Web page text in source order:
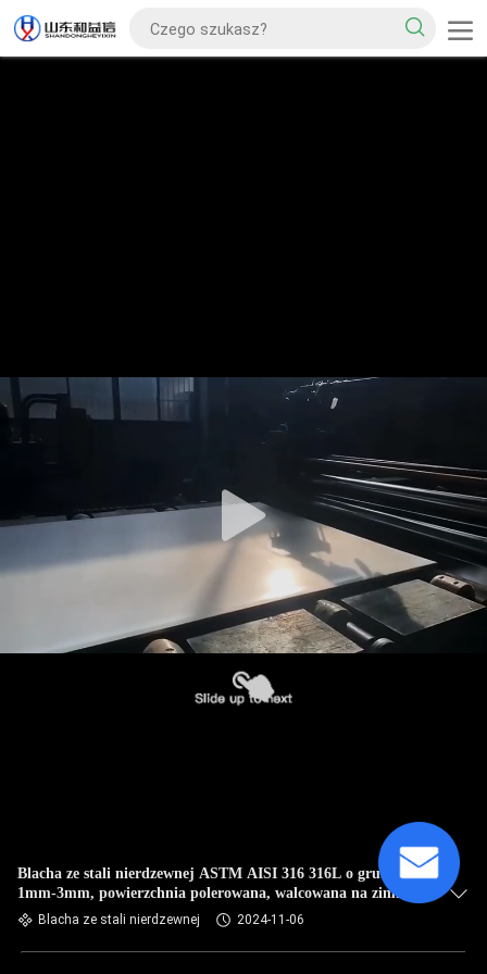
Blacha ze stali nierdzewnej ASTM AISI 316 316L o grubości
1mm-3mm, powierzchnia polerowana, walcowana na zimno,
Inox Ss 4X8FT
Blacha ze stali nierdzewnej 2024-11-06